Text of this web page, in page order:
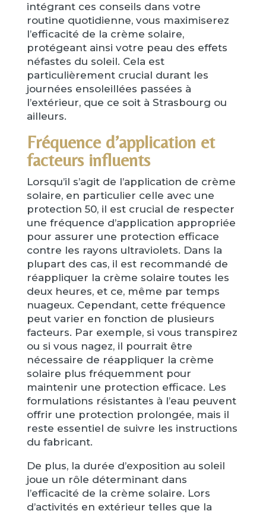
intégrant ces conseils dans votre
routine quotidienne, vous maximiserez
l’efficacité de la crème solaire,
protégeant ainsi votre peau des effets
néfastes du soleil. Cela est
particulièrement crucial durant les
journées ensoleillées passées à
l’extérieur, que ce soit à Strasbourg ou
ailleurs.
Fréquence d’application et
facteurs influents
Lorsqu’il s’agit de l’application de crème
solaire, en particulier celle avec une
protection 50, il est crucial de respecter
une fréquence d’application appropriée
pour assurer une protection efficace
contre les rayons ultraviolets. Dans la
plupart des cas, il est recommandé de
réappliquer la crème solaire toutes les
deux heures, et ce, même par temps
nuageux. Cependant, cette fréquence
peut varier en fonction de plusieurs
facteurs. Par exemple, si vous transpirez
ou si vous nagez, il pourrait être
nécessaire de réappliquer la crème
solaire plus fréquemment pour
maintenir une protection efficace. Les
formulations résistantes à l’eau peuvent
offrir une protection prolongée, mais il
reste essentiel de suivre les instructions
du fabricant.
De plus, la durée d’exposition au soleil
joue un rôle déterminant dans
l’efficacité de la crème solaire. Lors
d’activités en extérieur telles que la